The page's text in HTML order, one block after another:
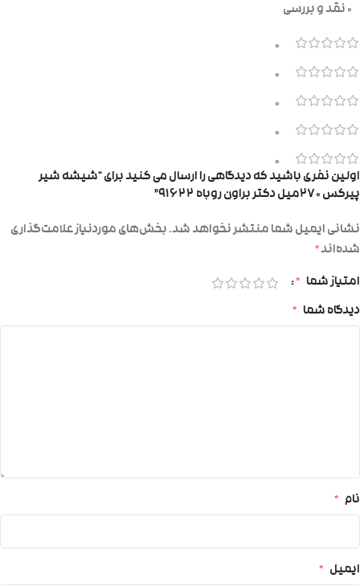
0 نقد و بررسی
0
0
0
0
0
اولین نفری باشید که دیدگاهی را ارسال می کنید برای “شیشه شیر
پیرکس ۲۷۰میل دکتر براون روباه ۹۱۶۲۲”
نشانی ایمیل شما منتشر نخواهد شد.بخش‌های موردنیاز علامت‌گذاری
شده‌اند*
امتیاز شما *
دیدگاه شما *
نام *
ایمیل *